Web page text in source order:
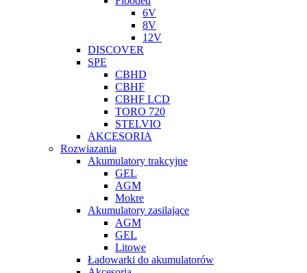
6V
8V
12V
DISCOVER
SPE
CBHD
CBHF
CBHF LCD
TORO 720
STELVIO
AKCESORIA
Rozwiazania
Akumulatory trakcyjne
GEL
AGM
Mokre
Akumulatory zasilające
AGM
GEL
Litowe
Ładowarki do akumulatorów